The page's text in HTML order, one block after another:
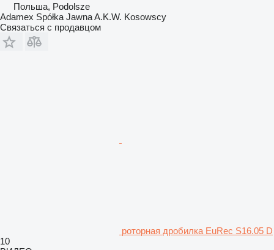
Польша, Podolsze
Adamex Spółka Jawna A.K.W. Kosowscy
Связаться с продавцом
роторная дробилка EuRec S16.05 D
10